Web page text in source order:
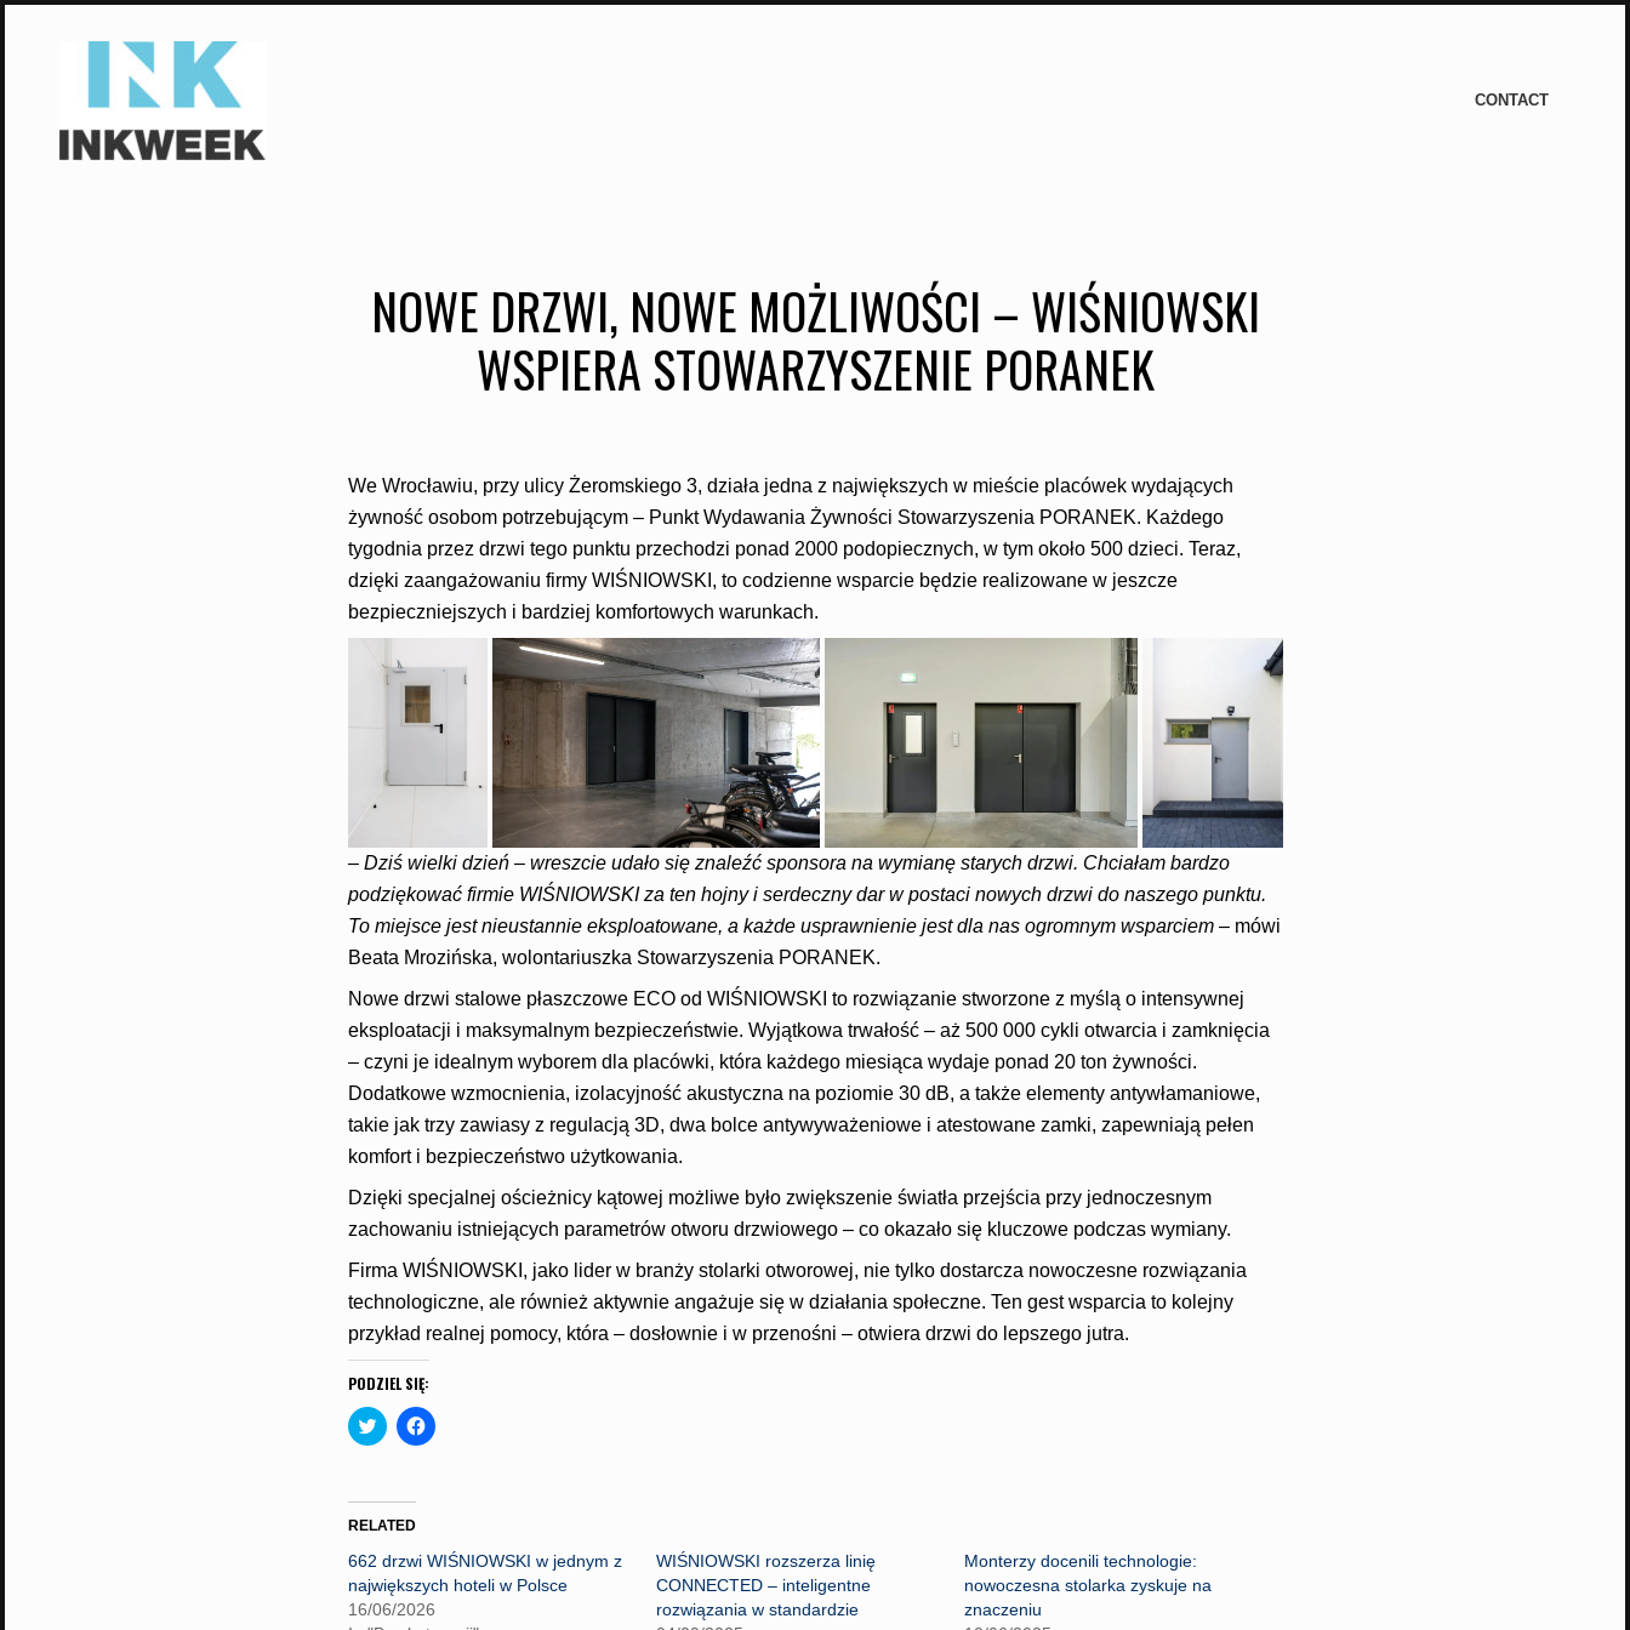
Skip
CONTACT
NOWE DRZWI, NOWE MOŻLIWOŚCI – WIŚNIOWSKI
WSPIERA STOWARZYSZENIE PORANEK
We Wrocławiu, przy ulicy Żeromskiego 3, działa jedna z największych w mieście placówek wydających
żywność osobom potrzebującym – Punkt Wydawania Żywności Stowarzyszenia PORANEK. Każdego
tygodnia przez drzwi tego punktu przechodzi ponad 2000 podopiecznych, w tym około 500 dzieci. Teraz,
dzięki zaangażowaniu firmy WIŚNIOWSKI, to codzienne wsparcie będzie realizowane w jeszcze
bezpieczniejszych i bardziej komfortowych warunkach.
– Dziś wielki dzień – wreszcie udało się znaleźć sponsora na wymianę starych drzwi. Chciałam bardzo
podziękować firmie WIŚNIOWSKI za ten hojny i serdeczny dar w postaci nowych drzwi do naszego punktu.
To miejsce jest nieustannie eksploatowane, a każde usprawnienie jest dla nas ogromnym wsparciem– mówi
Beata Mrozińska, wolontariuszka Stowarzyszenia PORANEK.
Nowe drzwi stalowe płaszczowe ECO od WIŚNIOWSKI to rozwiązanie stworzone z myślą o intensywnej
eksploatacji i maksymalnym bezpieczeństwie. Wyjątkowa trwałość – aż 500 000 cykli otwarcia i zamknięcia
– czyni je idealnym wyborem dla placówki, która każdego miesiąca wydaje ponad 20 ton żywności.
Dodatkowe wzmocnienia, izolacyjność akustyczna na poziomie 30 dB, a także elementy antywłamaniowe,
takie jak trzy zawiasy z regulacją 3D, dwa bolce antywyważeniowe i atestowane zamki, zapewniają pełen
komfort i bezpieczeństwo użytkowania.
Dzięki specjalnej ościeżnicy kątowej możliwe było zwiększenie światła przejścia przy jednoczesnym
zachowaniu istniejących parametrów otworu drzwiowego – co okazało się kluczowe podczas wymiany.
Firma WIŚNIOWSKI, jako lider w branży stolarki otworowej, nie tylko dostarcza nowoczesne rozwiązania
technologiczne, ale również aktywnie angażuje się w działania społeczne. Ten gest wsparcia to kolejny
przykład realnej pomocy, która – dosłownie i w przenośni – otwiera drzwi do lepszego jutra.
PODZIEL SIĘ:
C
l
t
o
s
a
r
e
o
C
l
a
r
e
o
RELATED
662 drzwi WIŚNIOWSKI w jednym z
największych hoteli w Polsce
16/06/2026
WIŚNIOWSKI rozszerza linię
CONNECTED – inteligentne
rozwiązania w standardzie
Monterzy docenili technologie:
nowoczesna stolarka zyskuje na
znaczeniu